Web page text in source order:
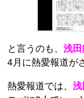
と言うのも、 浅田
4月に熱愛報道が
熱愛報道では、 浅